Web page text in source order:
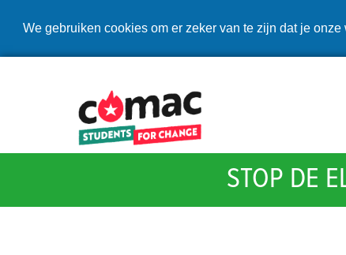
We gebruiken cookies om er zeker van te zijn dat je
STOP DE